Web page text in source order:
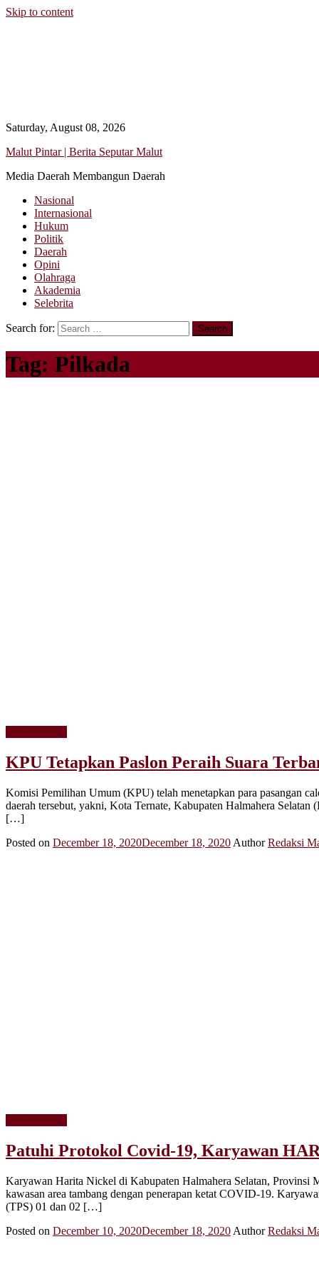
Skip to content
Saturday, August 08, 2026
Malut Pintar | Berita Seputar Malut
Media Daerah Membangun Daerah
Nasional
Internasional
Hukum
Politik
Daerah
Opini
Olahraga
Akademia
Selebrita
Search for:
Tag: Pilkada
KPU Tetapkan Paslon Peraih Suara
Komisi Pemilihan Umum (KPU) telah menetapkan para pasangan
daerah tersebut, yakni, Kota Ternate, Kabupaten Halmahera
[…]
Posted on December 18, 2020December 18, 2020 Author Redaksi
Patuhi Protokol Covid-19, Karyawan
Karyawan Harita Nickel di Kabupaten Halmahera Selatan, Provinsi
kawasan area tambang dengan penerapan ketat COVID-19.
(TPS) 01 dan 02 […]
Posted on December 10, 2020December 18, 2020 Author Redaksi